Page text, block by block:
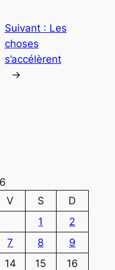
Suivant : Les
choses
s’accélèrent
→
V S
D
1
2
7 8
9
14 15
16